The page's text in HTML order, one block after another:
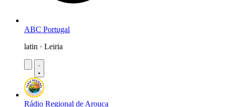
ABC Portugal
latin · Leiria
Rádio Regional de Arouca